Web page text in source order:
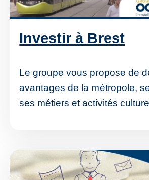
Investir à Brest
Le groupe vous propose de
avantages de la métropole,
ses métiers et activités